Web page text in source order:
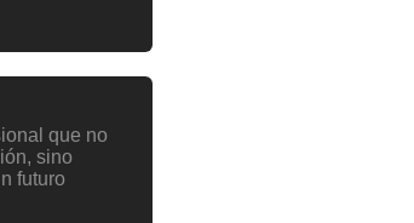
que no
sino
futuro